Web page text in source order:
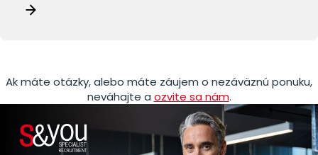
Ak máte otázky, alebo máte záujem o nezáväznú ponuku,
neváhajte a ozvite sa nám.